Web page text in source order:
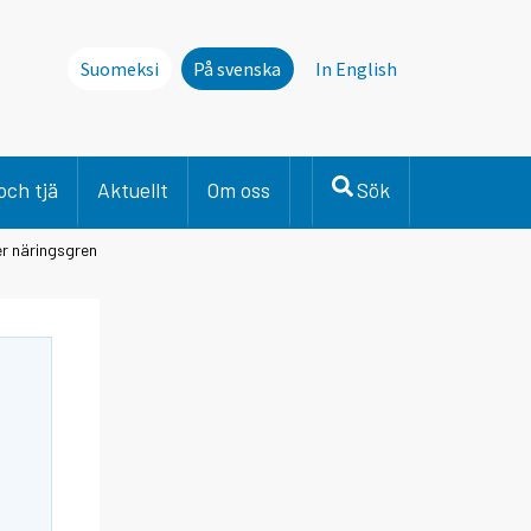
Suomeksi På svenska In English
tjä Aktuellt Om oss Sök
näringsgren